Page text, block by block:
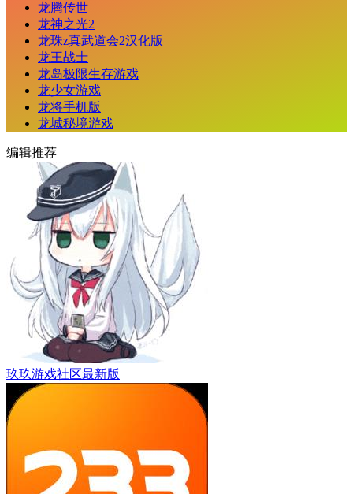
龙腾传世
龙神之光2
龙珠z真武道会2汉化版
龙王战士
龙岛极限生存游戏
龙少女游戏
龙将手机版
龙城秘境游戏
编辑推荐
玖玖游戏社区最新版